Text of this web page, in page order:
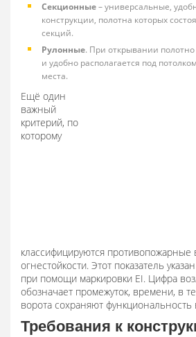
Секционные– универсальные,
конструкции, полотна которых
секций.
Рулонные. При открывании полотно
и удобно располагается под
места.
Ещё один
важный
критерий, по
которому
классифицируются противопожарные
огнестойкости. Этот показатель
при помощи маркировки EI. Цифра
обозначает промежуток, времени, в
ворота сохраняют функциональность
Требования к